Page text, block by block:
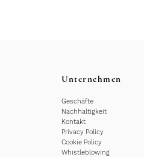
Unternehmen
Geschäfte
Nachhaltigkeit
Kontakt
Privacy Policy
Cookie Policy
Whistleblowing